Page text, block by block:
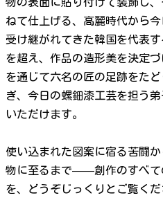
物の表面に貼り付けて装飾し
ねて仕上げる、高麗時代から
受け継がれてきた韓国を代表
を超え、作品の造形美を決定
を通じて六名の匠の足跡をた
ぎ、今日の螺鈿漆工芸を担う
いただけます。
使い込まれた図案に宿る苦闘
物に至るまで——創作のすべて
を、どうぞじっくりとご覧くだ